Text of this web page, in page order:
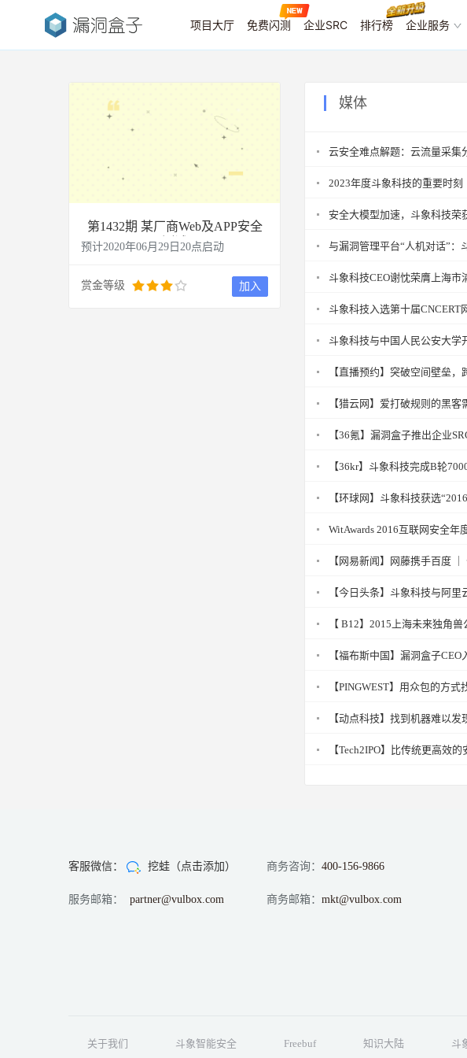
项目大厅 免费闪测 企业SRC 排行榜 企业服务
第1432期 某厂商Web及APP安全
测试
预计2020年06月29日20点启动
赏金等级 加入
媒体
云安全难点解题：云流量采集
2023年度斗象科技的重要时刻
安全大模型加速，斗象科技荣
与漏洞管理平台“人机对话”：
斗象科技CEO谢忱荣膺上海
斗象科技入选第十届CNCERT
斗象科技与中国人民公安大学
【直播预约】突破空间壁垒
【猎云网】爱打破规则的黑
【36氪】漏洞盒子推出企业
【36kr】斗象科技完成B轮
【环球网】斗象科技获选
WitAwards 2016互联网安全年
【网易新闻】网藤携手百度
【今日头条】斗象科技与阿里
【 B12】2015上海未来独角
【福布斯中国】漏洞盒子
【PINGWEST】用众包的方式
【动点科技】找到机器难以发
【Tech2IPO】比传统更高效
客服微信： 挖蛙（点击添加）
服务邮箱： partner@vulbox.com
商务咨询： 400-156-9866
商务邮箱： mkt@vulbox.com
关于我们 斗象智能安全 Freebuf 知识大陆 斗